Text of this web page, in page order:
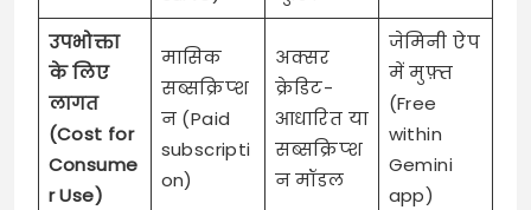
उपभोक्ता
के लिए
लागत
(Cost for
Consume
r Use)
मासिक
सब्सक्रिप्श
न (Paid
subscripti
on)
अक्सर
क्रेडिट-
आधारित या
सब्सक्रिप्श
न मॉडल
जेमिनी ऐप
में मुफ़्त
(Free
within
Gemini
app)